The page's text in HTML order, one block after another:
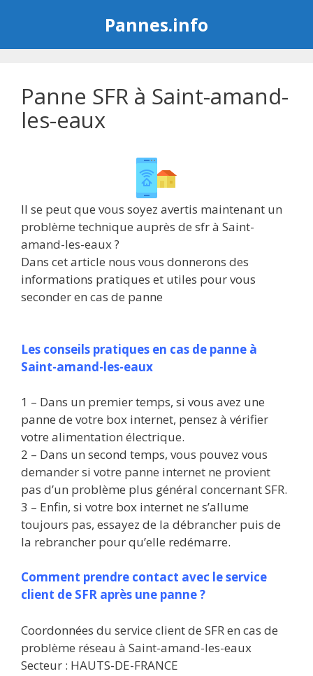
Pannes.info
Panne SFR à Saint-amand-
les-eaux
Il se peut que vous soyez avertis maintenant un
problème technique auprès de sfr à Saint-
amand-les-eaux ?
Dans cet article nous vous donnerons des
informations pratiques et utiles pour vous
seconder en cas de panne
Les conseils pratiques en cas de panne à
Saint-amand-les-eaux
1 – Dans un premier temps, si vous avez une
panne de votre box internet, pensez à vérifier
votre alimentation électrique.
2 – Dans un second temps, vous pouvez vous
demander si votre panne internet ne provient
pas d’un problème plus général concernant SFR.
3 – Enfin, si votre box internet ne s’allume
toujours pas, essayez de la débrancher puis de
la rebrancher pour qu’elle redémarre.
Comment prendre contact avec le service
client de SFR après une panne ?
Coordonnées du service client de SFR en cas de
problème réseau à Saint-amand-les-eaux
Secteur : HAUTS-DE-FRANCE